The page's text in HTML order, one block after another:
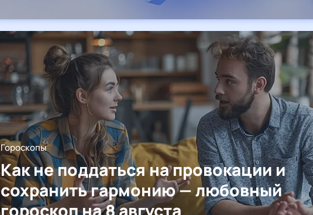
Гороскопы
Как не поддаться на провокации и
сохранить гармонию — любовный
гороскоп на 8 августа